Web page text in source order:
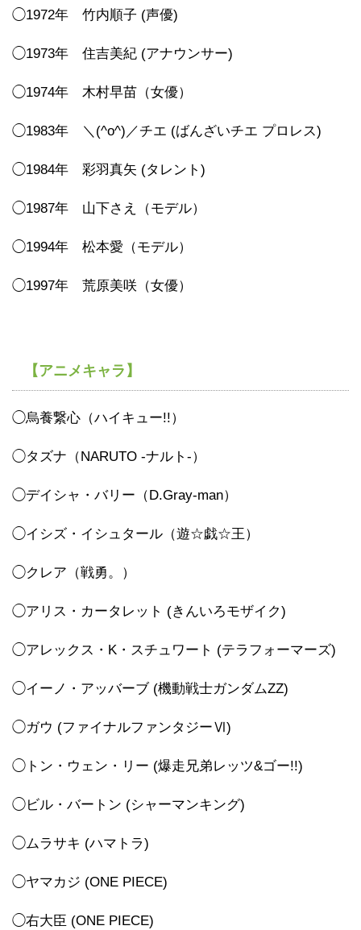
◯1972年 竹内順子 (声優)
◯1973年 住吉美紀 (アナウンサー)
◯1974年 木村早苗（女優）
◯1983年 ＼(^o^)／チエ (ばんざいチエ プロレス)
◯1984年 彩羽真矢 (タレント)
◯1987年 山下さえ（モデル）
◯1994年 松本愛（モデル）
◯1997年 荒原美咲（女優）
【アニメキャラ】
◯烏養繋心（ハイキュー!!）
◯タズナ（NARUTO -ナルト-）
◯デイシャ・バリー（D.Gray-man）
◯イシズ・イシュタール（遊☆戯☆王）
◯クレア（戦勇。）
◯アリス・カータレット (きんいろモザイク)
◯アレックス・K・スチュワート (テラフォーマーズ)
◯イーノ・アッバーブ (機動戦士ガンダムZZ)
◯ガウ (ファイナルファンタジーⅥ)
◯トン・ウェン・リー (爆走兄弟レッツ&ゴー!!)
◯ビル・バートン (シャーマンキング)
◯ムラサキ (ハマトラ)
◯ヤマカジ (ONE PIECE)
◯右大臣 (ONE PIECE)